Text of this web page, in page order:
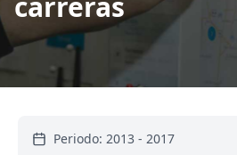
Periodo: 2013 - 2017